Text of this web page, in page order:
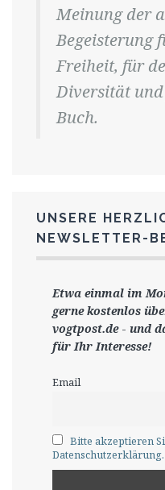
Meinung der
Begeisterung
Freiheit, für
Diversität
Buch.
UNSERE
NEWSLETTER-
Etwa einmal im
gernekostenlos ü
vogtpost.de- und
für Ihr Interesse!
Email
Bitte akzeptieren
Datenschutzerklärung.